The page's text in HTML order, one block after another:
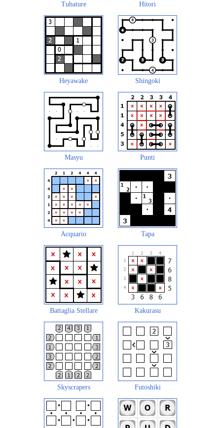
Tubature Hitori
Heyawake Shingoki
Masyu Punti
Acquario Tapa
Battaglia Stellare Kakurasu
Skyscrapers Futoshiki